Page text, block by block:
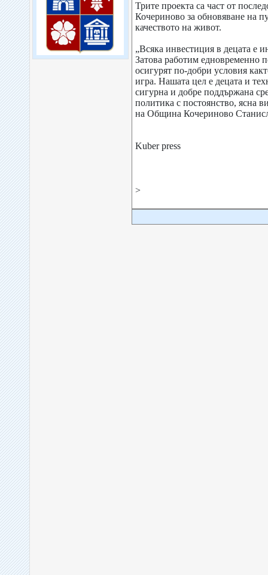
Трите проекта са част от
Кочериново за обновяване на
качеството на живот.
„Всяка инвестиция в децата е
Затова работим едновременно
осигурят по-добри условия
игра. Нашата цел е децата и
сигурна и добре поддържана
политика с постоянство, ясна
на Община Кочериново
Kuber press
>